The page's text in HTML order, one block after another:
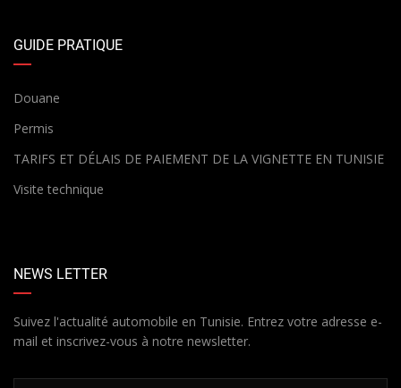
GUIDE PRATIQUE
Douane
Permis
TARIFS ET DÉLAIS DE PAIEMENT DE LA VIGNETTE EN TUNISIE
Visite technique
NEWS LETTER
Suivez l'actualité automobile en Tunisie. Entrez votre adresse e-
mail et inscrivez-vous à notre newsletter.